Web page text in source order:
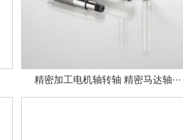
精密加工电机轴转轴 精密马达轴···